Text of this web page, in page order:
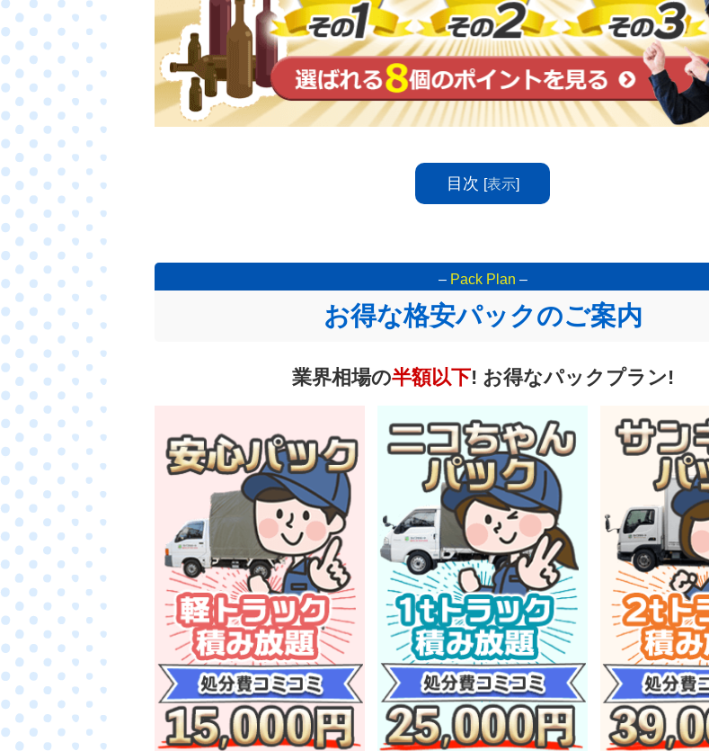
目次 [表示]
– Pack Plan –
お得な格安パックのご案内
業界相場の半額以下! お得なパックプラン!